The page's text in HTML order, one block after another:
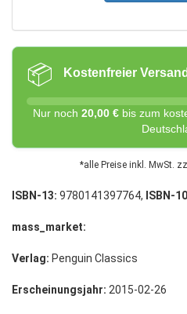
📦 Kostenfreier
Nur noch 20,00 € bis zum
*alle Preise inkl. MwSt.
ISBN-13: 9780141397764, ISBN-
mass_market:
Verlag: Penguin Classics
Erscheinungsjahr: 2015-02-26